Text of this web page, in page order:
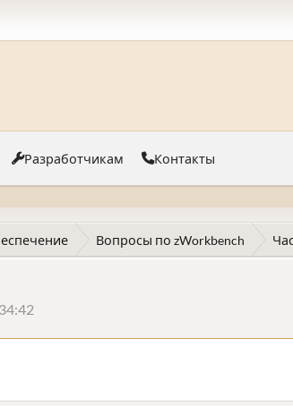
Разработчикам Контакты
Вопросы по zWorkbench